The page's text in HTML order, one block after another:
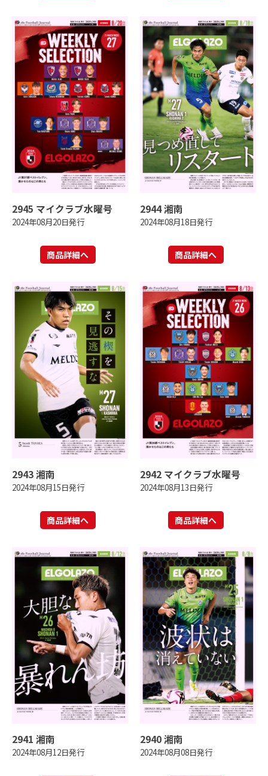
2945 マイクラブ水曜号
2024年08月20日発行
商品詳細へ
2944 湘南
2024年08月18日発行
商品詳細へ
2943 湘南
2024年08月15日発行
商品詳細へ
2942 マイクラブ水曜号
2024年08月13日発行
商品詳細へ
2941 湘南
2024年08月12日発行
2940 湘南
2024年08月08日発行